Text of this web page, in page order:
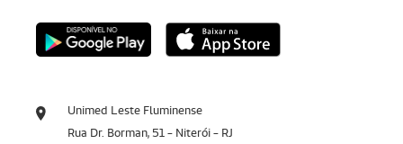
Unimed Leste Fluminense
Rua Dr. Borman, 51 - Niterói - RJ